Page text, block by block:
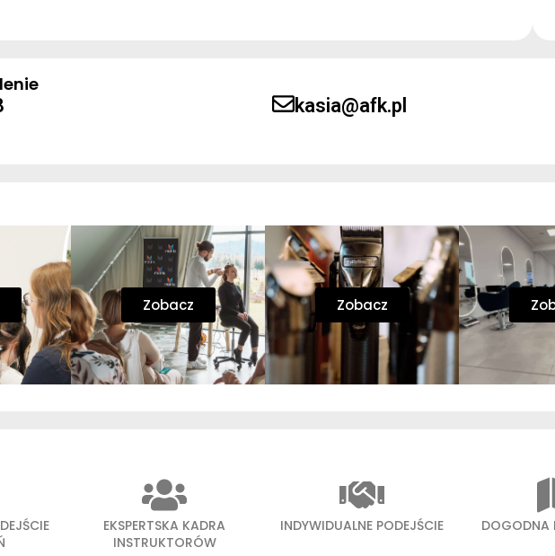
kasia@afk.pl
Zobacz Zobacz
EKSPERTSKA KADRA
INSTRUKTORÓW
INDYWIDUALNE PODEJŚCIE DOGODNA